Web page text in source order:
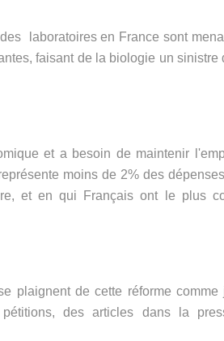
laboratoires en France sont
faisant de la biologie un
et a besoin de maintenir
moins de 2% des
et en qui Français ont le plus
plaignent de cette réforme
des articles dans la